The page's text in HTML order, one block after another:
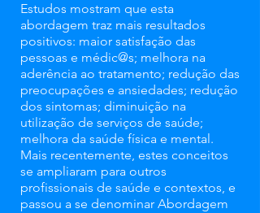
Estudos mostram que esta
abordagem traz mais resultados
positivos: maior satisfação das
pessoas e médic@s; melhora na
aderência ao tratamento; redução das
preocupações e ansiedades; redução
dos sintomas; diminuição na
utilização de serviços de saúde;
melhora da saúde física e mental.
Mais recentemente, estes conceitos
se ampliaram para outros
profissionais de saúde e contextos, e
passou a se denominar Abordagem